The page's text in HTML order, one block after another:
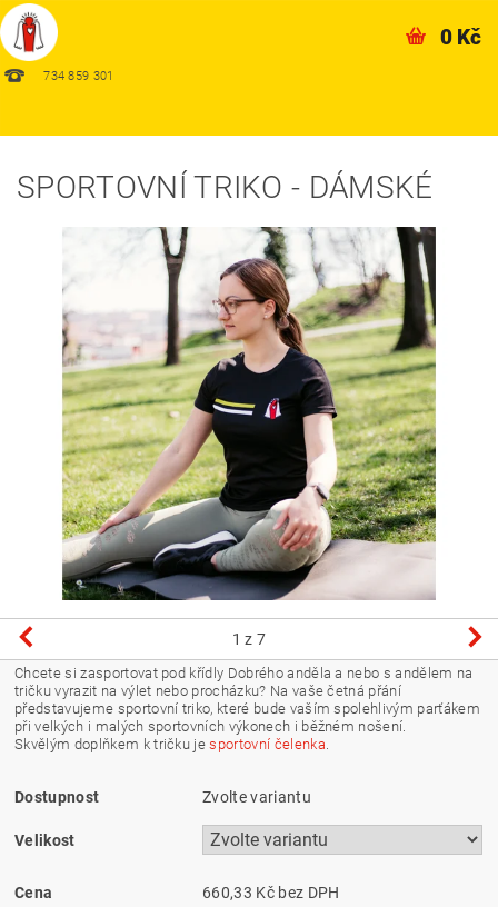
734 859 301
0 Kč
SPORTOVNÍ TRIKO - DÁMSKÉ
1 z 7
Chcete si zasportovat pod křídly Dobrého anděla a nebo s andělem na
tričku vyrazit na výlet nebo procházku? Na vaše četná přání
představujeme sportovní triko, které bude vaším spolehlivým parťákem
při velkých i malých sportovních výkonech i běžném nošení.
Skvělým doplňkem k tričku jesportovní čelenka
Dostupnost Zvolte variantu
Velikost
Cena 660,33 Kč bez DPH